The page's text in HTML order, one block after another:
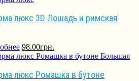
люкс 3D Лошадь и римская
98.00грн.
люкс Ромашка в бутоне